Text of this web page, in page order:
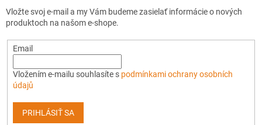
Vložte svoj e-mail a my Vám budeme zasielať informácie o nových
produktoch na našom e-shope.
Email
Vložením e-mailu souhlasíte s podmínkami ochrany osobních
údajů
PRIHLÁSIŤ SA